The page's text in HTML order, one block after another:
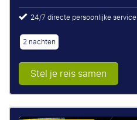
24/7 directe persoonlijke service
2 nachten
Stel je reis samen